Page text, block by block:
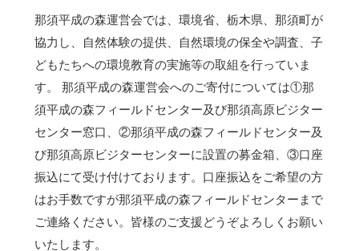
那須平成の森運営会では、環境省、栃木県、那須町が
協力し、自然体験の提供、自然環境の保全や調査、子
どもたちへの環境教育の実施等の取組を行っていま
す。 那須平成の森運営会へのご寄付については①那
須平成の森フィールドセンター及び那須高原ビジター
センター窓口、②那須平成の森フィールドセンター及
び那須高原ビジターセンターに設置の募金箱、③口座
振込にて受け付けております。口座振込をご希望の方
はお手数ですが那須平成の森フィールドセンターまで
ご連絡ください。皆様のご支援どうぞよろしくお願い
いたします。